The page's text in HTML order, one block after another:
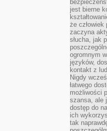
jest bierne
że
zaczyna
słucha, jak
ogromnym
języków,
kontakt z
Nigdy
łatwego
możliwości
szansa, ale
dostęp do
ich
tak